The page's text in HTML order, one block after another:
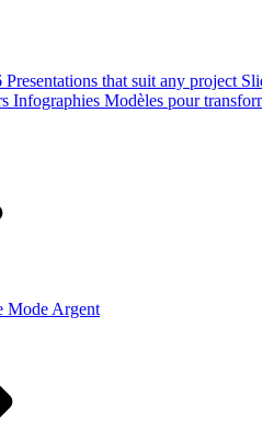
Presentations that suit any project
Infographies Modèles pour
Mode Argent